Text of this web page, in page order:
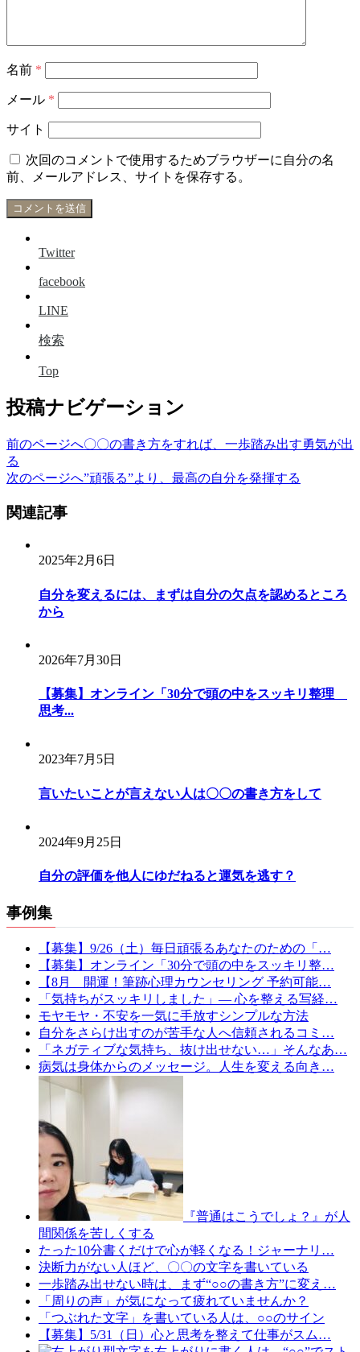
名前 *
メール *
サイト
次回のコメントで使用するためブラウザーに自分の名
前、メールアドレス、サイトを保存する。
Twitter
facebook
LINE
検索
Top
投稿ナビゲーション
前のページへ〇〇の書き方をすれば、一歩踏み出す勇気が出
る
次のページへ”頑張る”より、最高の自分を発揮する
関連記事
2025年2月6日
自分を変えるには、まずは自分の欠点を認めるところ
から
2026年7月30日
【募集】オンライン「30分で頭の中をスッキリ整理
思考...
2023年7月5日
言いたいことが言えない人は〇〇の書き方をして
2024年9月25日
自分の評価を他人にゆだねると運気を逃す？
事例集
【募集】9/26（土）毎日頑張るあなたのための「…
【募集】オンライン「30分で頭の中をスッキリ整…
【8月 開運！筆跡心理カウンセリング 予約可能…
「気持ちがスッキリしました」— 心を整える写経…
モヤモヤ・不安を一気に手放すシンプルな方法
自分をさらけ出すのが苦手な人へ信頼されるコミ…
「ネガティブな気持ち、抜け出せない…」そんなあ…
病気は身体からのメッセージ。人生を変える向き…
『普通はこうでしょ？』が人
間関係を苦しくする
たった10分書くだけで心が軽くなる！ジャーナリ…
決断力がない人ほど、〇〇の文字を書いている
一歩踏み出せない時は、まず“○○の書き方”に変え…
「周りの声」が気になって疲れていませんか？
「つぶれた文字」を書いている人は、○○のサイン
【募集】5/31（日）心と思考を整えて仕事がスム…